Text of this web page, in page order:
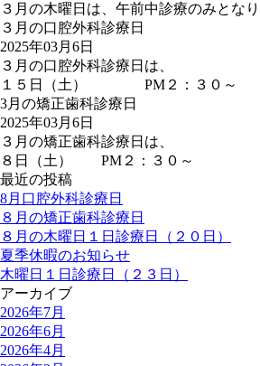
３月の木曜日は、午前中診療のみとなり
３月の口腔外科診療日
2025年03月6日
３月の口腔外科診療日は、
１５日（土） PM２：３０
3月の矯正歯科診療日
2025年03月6日
３月の矯正歯科診療日は、
８日（土） PM２：３０～
最近の投稿
8月口腔外科診療日
８月の矯正歯科診療日
８月の木曜日１日診療日（２０日）
夏季休暇のお知らせ
木曜日１日診療日（２３日）
アーカイブ
2026年7月
2026年6月
2026年4月